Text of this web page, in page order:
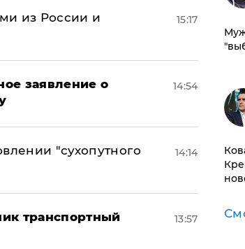
из России и
15:17
заявление о
14:54
"сухопутного
14:14
транспортный
13:57